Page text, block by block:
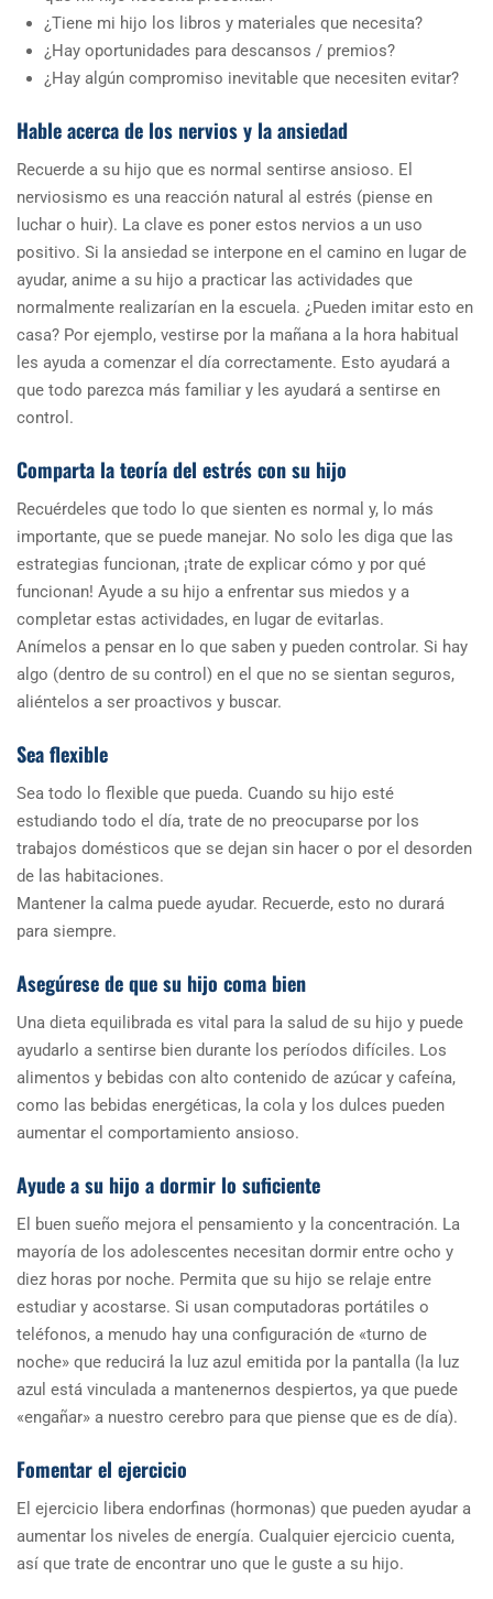
¿Tiene mi hijo los libros y materiales que necesita?
¿Hay oportunidades para descansos / premios?
¿Hay algún compromiso inevitable que necesiten evitar?
Hable acerca de los nervios y la ansiedad
Recuerde a su hijo que es normal sentirse ansioso. El
nerviosismo es una reacción natural al estrés (piense en
luchar o huir). La clave es poner estos nervios a un uso
positivo. Si la ansiedad se interpone en el camino en lugar de
ayudar, anime a su hijo a practicar las actividades que
normalmente realizarían en la escuela. ¿Pueden imitar esto en
casa? Por ejemplo, vestirse por la mañana a la hora habitual
les ayuda a comenzar el día correctamente. Esto ayudará a
que todo parezca más familiar y les ayudará a sentirse en
control.
Comparta la teoría del estrés con su hijo
Recuérdeles que todo lo que sienten es normal y, lo más
importante, que se puede manejar. No solo les diga que las
estrategias funcionan, ¡trate de explicar cómo y por qué
funcionan! Ayude a su hijo a enfrentar sus miedos y a
completar estas actividades, en lugar de evitarlas.
Anímelos a pensar en lo que saben y pueden controlar. Si hay
algo (dentro de su control) en el que no se sientan seguros,
aliéntelos a ser proactivos y buscar.
Sea flexible
Sea todo lo flexible que pueda. Cuando su hijo esté
estudiando todo el día, trate de no preocuparse por los
trabajos domésticos que se dejan sin hacer o por el desorden
de las habitaciones.
Mantener la calma puede ayudar. Recuerde, esto no durará
para siempre.
Asegúrese de que su hijo coma bien
Una dieta equilibrada es vital para la salud de su hijo y puede
ayudarlo a sentirse bien durante los períodos difíciles. Los
alimentos y bebidas con alto contenido de azúcar y cafeína,
como las bebidas energéticas, la cola y los dulces pueden
aumentar el comportamiento ansioso.
Ayude a su hijo a dormir lo suficiente
El buen sueño mejora el pensamiento y la concentración. La
mayoría de los adolescentes necesitan dormir entre ocho y
diez horas por noche. Permita que su hijo se relaje entre
estudiar y acostarse. Si usan computadoras portátiles o
teléfonos, a menudo hay una configuración de «turno de
noche» que reducirá la luz azul emitida por la pantalla (la luz
azul está vinculada a mantenernos despiertos, ya que puede
«engañar» a nuestro cerebro para que piense que es de día).
Fomentar el ejercicio
El ejercicio libera endorfinas (hormonas) que pueden ayudar a
aumentar los niveles de energía. Cualquier ejercicio cuenta,
así que trate de encontrar uno que le guste a su hijo.